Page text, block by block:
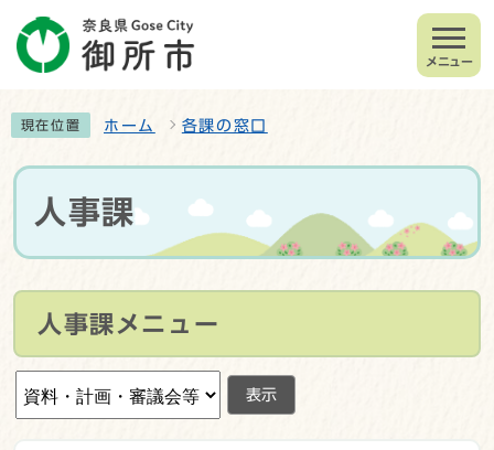
メニュー
現在位置 ホーム 各課の窓口
人事課
人事課メニュー
表示